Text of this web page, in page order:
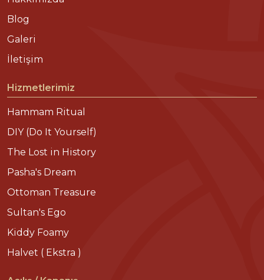
Blog
Galeri
İletişim
Hizmetlerimiz
Hammam Ritual
DIY (Do It Yourself)
The Lost in History
Pasha's Dream
Ottoman Treasure
Sultan's Ego
Kiddy Foamy
Halvet ( Ekstra )